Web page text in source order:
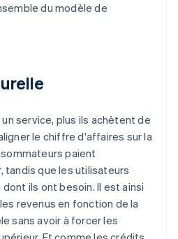
du modèle de
service, plus ils achètent de
le chiffre d'affaires sur la
paient
tandis que les utilisateurs
ils ont besoin. Il est ainsi
les revenus en fonction de la
sans avoir à forcer les